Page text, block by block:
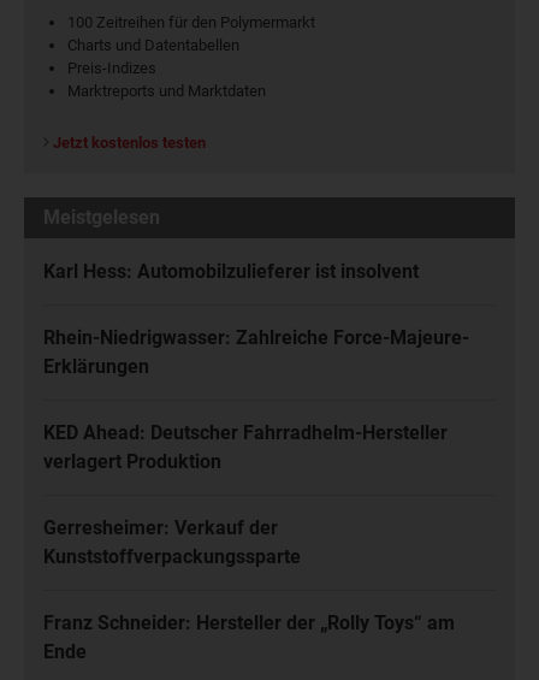
100 Zeitreihen für den Polymermarkt
Charts und Datentabellen
Preis-Indizes
Marktreports und Marktdaten
Jetzt kostenlos testen
Meistgelesen
Karl Hess: Automobilzulieferer ist insolvent
Rhein-Niedrigwasser: Zahlreiche Force-Majeure-
Erklärungen
KED Ahead: Deutscher Fahrradhelm-Hersteller
verlagert Produktion
Gerresheimer: Verkauf der
Kunststoffverpackungssparte
Franz Schneider: Hersteller der „Rolly Toys“ am
Ende